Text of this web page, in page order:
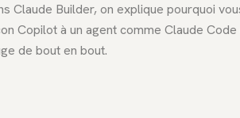
Claude Builder, on explique pourquoi
Copilot à un agent comme Claude
de bout en bout.